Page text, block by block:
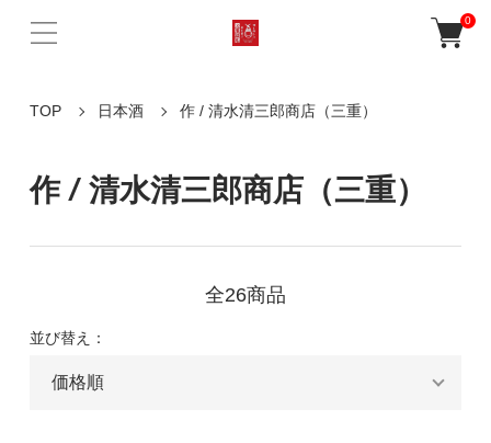
0
TOP 日本酒 作 / 清水清三郎商店（三重）
作 / 清水清三郎商店（三重）
全26商品
並び替え：